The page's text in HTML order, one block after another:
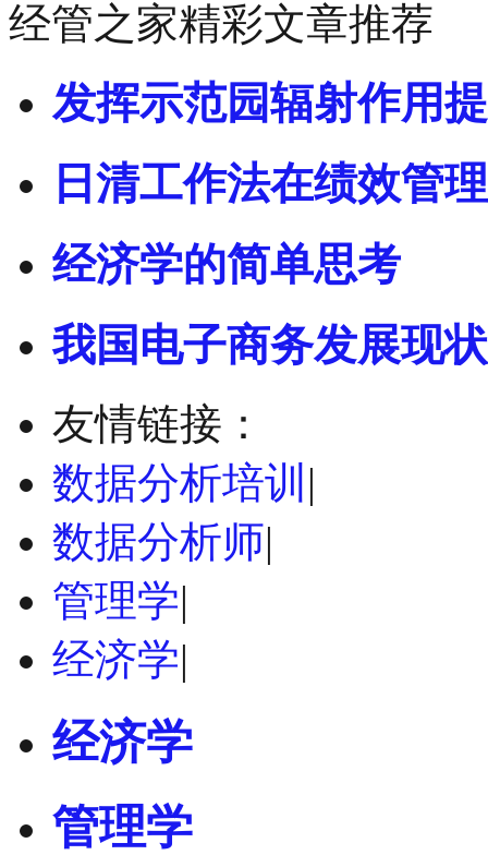
经管之家精彩文章推荐
发挥示范园辐射作用
日清工作法在绩效管
经济学的简单思考
我国电子商务发展现
友情链接：
数据分析培训 |
数据分析师|
管理学|
经济学|
经济学
管理学